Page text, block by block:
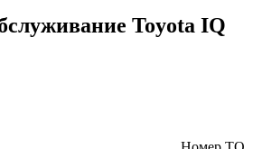
Toyota IQ